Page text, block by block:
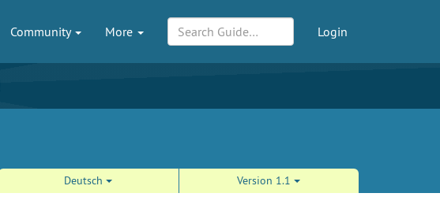
Community More Login
Deutsch Version 1.1